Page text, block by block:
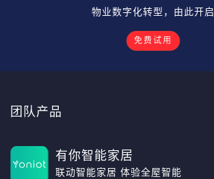
物业数字化转型，由此开启
免费试用
团队产品
有你智能家居
联动智能家居 体验全屋智能